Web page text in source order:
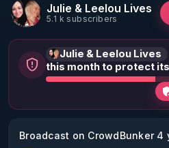
Julie & Leelou Lives
5.1 k subscribers
Julie & Leelou Lives
this month to protect
Broadcast on CrowdBunker 4